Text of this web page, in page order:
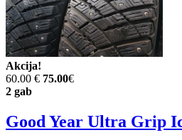
Akcija!
60.00 € 75.00€
2 gab
Good Year Ultra Grip